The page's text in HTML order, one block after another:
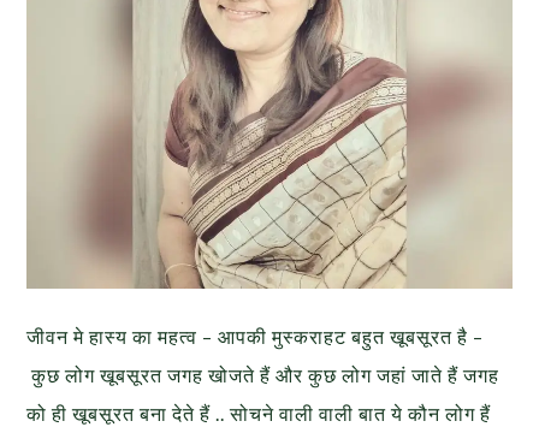
जीवन मे हास्य का महत्व – आपकी मुस्कराहट बहुत खूबसूरत है –
कुछ लोग खूबसूरत जगह खोजते हैं और कुछ लोग जहां जाते हैं जगह
को ही खूबसूरत बना देते हैं .. सोचने वाली वाली बात ये कौन लोग हैं